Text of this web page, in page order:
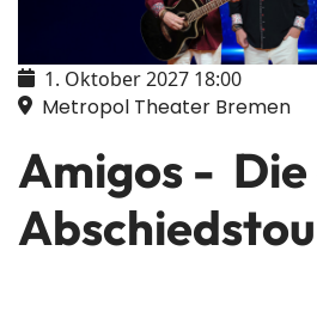
1. Oktober 2027 18:00
Metropol Theater Bremen
Amigos -